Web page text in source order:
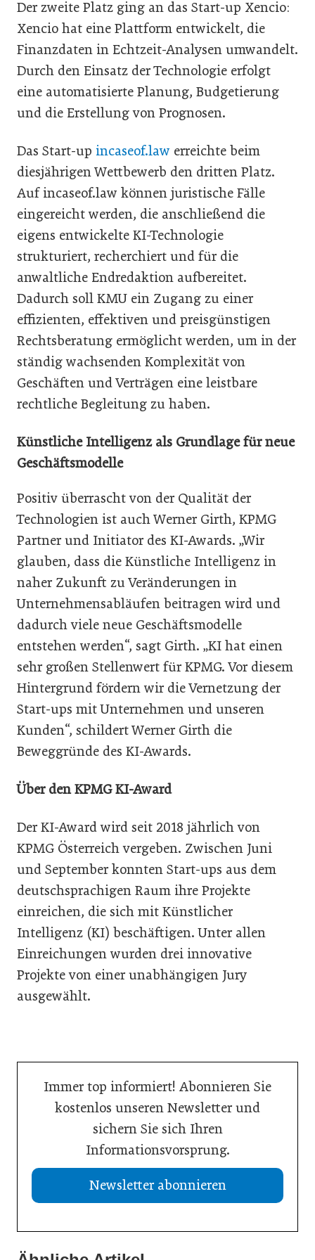
Der zweite Platz ging an das Start-up Xencio:
Xencio hat eine Plattform entwickelt, die
Finanzdaten in Echtzeit-Analysen umwandelt.
Durch den Einsatz der Technologie erfolgt
eine automatisierte Planung, Budgetierung
und die Erstellung von Prognosen.
Das Start-up incaseof.law erreichte beim
diesjährigen Wettbewerb den dritten Platz.
Auf incaseof.law können juristische Fälle
eingereicht werden, die anschließend die
eigens entwickelte KI-Technologie
strukturiert, recherchiert und für die
anwaltliche Endredaktion aufbereitet.
Dadurch soll KMU ein Zugang zu einer
effizienten, effektiven und preisgünstigen
Rechtsberatung ermöglicht werden, um in der
ständig wachsenden Komplexität von
Geschäften und Verträgen eine leistbare
rechtliche Begleitung zu haben.
Künstliche Intelligenz als Grundlage für neue
Geschäftsmodelle
Positiv überrascht von der Qualität der
Technologien ist auch Werner Girth, KPMG
Partner und Initiator des KI-Awards. „Wir
glauben, dass die Künstliche Intelligenz in
naher Zukunft zu Veränderungen in
Unternehmensabläufen beitragen wird und
dadurch viele neue Geschäftsmodelle
entstehen werden“, sagt Girth. „KI hat einen
sehr großen Stellenwert für KPMG. Vor diesem
Hintergrund fördern wir die Vernetzung der
Start-ups mit Unternehmen und unseren
Kunden“, schildert Werner Girth die
Beweggründe des KI-Awards.
Über den KPMG KI-Award
Der KI-Award wird seit 2018 jährlich von
KPMG Österreich vergeben. Zwischen Juni
und September konnten Start-ups aus dem
deutschsprachigen Raum ihre Projekte
einreichen, die sich mit Künstlicher
Intelligenz (KI) beschäftigen. Unter allen
Einreichungen wurden drei innovative
Projekte von einer unabhängigen Jury
ausgewählt.
Immer top informiert! Abonnieren Sie
kostenlos unseren Newsletter und
sichern Sie sich Ihren
Informationsvorsprung.
Newsletter abonnieren
13. Juli 2026
Was Handwerksbetriebe jetzt für ihre Online-Sichtbarkeit